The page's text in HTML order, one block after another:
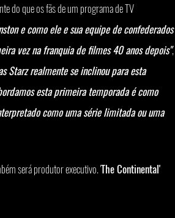
do que os fãs de um programa de TV
e como ele e sua equipe de confederados
vez na franquia de filmes 40 anos depois",
Starz realmente se inclinou para esta
esta primeira temporada é como
como uma série limitada ou uma
será produtor executivo. 'The Continental'